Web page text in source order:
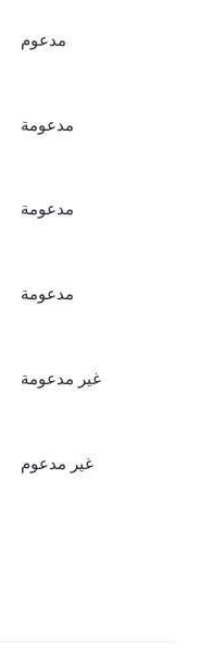
مدعوم
مدعومة
مدعومة
مدعومة
غير مدعومة
غير مدعوم